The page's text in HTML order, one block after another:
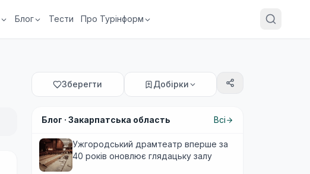
Блог Тести Про Турінформ
Зберегти Добірки
Блог · Закарпатська область Всі
Ужгородський драмтеатр вперше за
40 років оновлює глядацьку залу